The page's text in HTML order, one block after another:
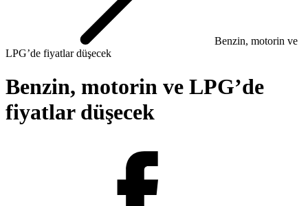
Benzin, motorin ve
LPG’de fiyatlar düşecek
Benzin, motorin ve LPG’de
fiyatlar düşecek